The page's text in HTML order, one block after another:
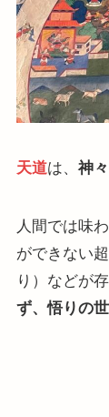
天道は、 神
人間では味
ができない
り）などが
ず、悟りの